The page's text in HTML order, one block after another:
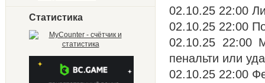
Статистика
02.10.25 22:00
02.10.25 22:00
02.10.25 22:00
пенальти или
02.10.25 22:00